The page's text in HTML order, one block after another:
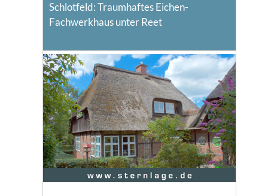
Schlotfeld: Traumhaftes Eichen-
Fachwerkhaus unter Reet